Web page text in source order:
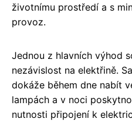
životnímu prostředí a s
provoz.
Jednou z hlavních výhod
nezávislost na elektřině.
dokáže během dne nabít
lampách a v noci
nutnosti připojení k